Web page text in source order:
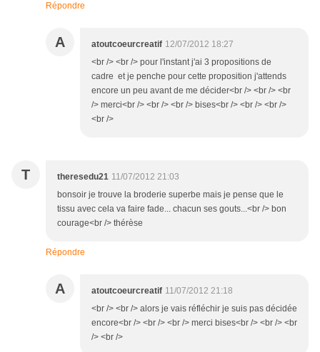
Répondre
A atoutcoeurcreatif 12/07/2012 18:27
<br /> <br /> pour l'instant j'ai 3 propositions de
cadre et je penche pour cette proposition j'attends
encore un peu avant de me décider<br /> <br /> <br
/> merci<br /> <br /> <br /> bises<br /> <br /> <br />
<br />
T theresedu21 11/07/2012 21:03
bonsoir je trouve la broderie superbe mais je pense que le
tissu avec cela va faire fade... chacun ses gouts...<br /> bon
courage<br /> thérèse
Répondre
A atoutcoeurcreatif 11/07/2012 21:18
<br /> <br /> alors je vais réfléchir je suis pas décidée
encore<br /> <br /> <br /> merci bises<br /> <br /> <br
/> <br />